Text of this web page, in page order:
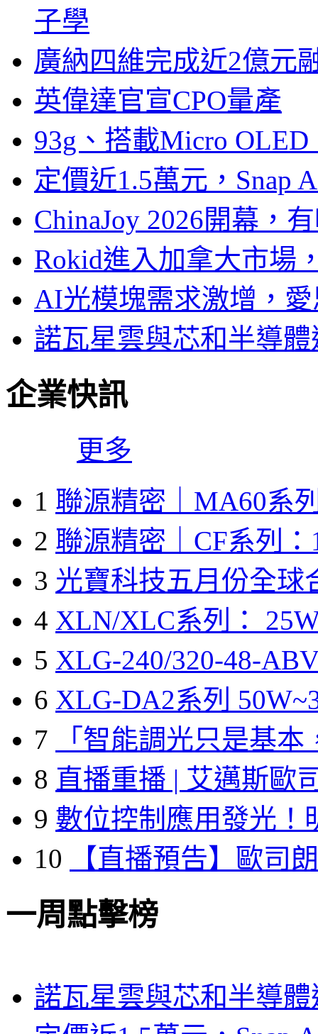
子學
廣納四維完成近2億元
英偉達官宣CPO量產
93g、搭載Micro
定價近1.5萬元，Snap
ChinaJoy 2026開幕，
Rokid進入加拿大市場
AI光模塊需求激增，
諾瓦星雲與芯和半導
企業快訊
更多
1 聯源精密｜MA60系
2 聯源精密｜CF系列：
3 光寶科技五月份全球
4 XLN/XLC系列：
5 XLG-240/320-48-
6 XLG-DA2系列
7
「智能調光只是基本
8 直播重播 | 艾邁斯歐
9 數位控制應用發光！
10
【直播預告】歐司
一周點擊榜
諾瓦星雲與芯和半導